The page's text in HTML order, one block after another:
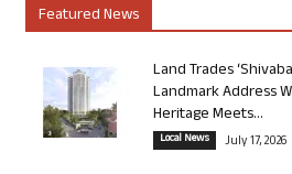
Featured News
Land Trades
Landmark Address
Heritage Meets...
Local News July 17, 2026